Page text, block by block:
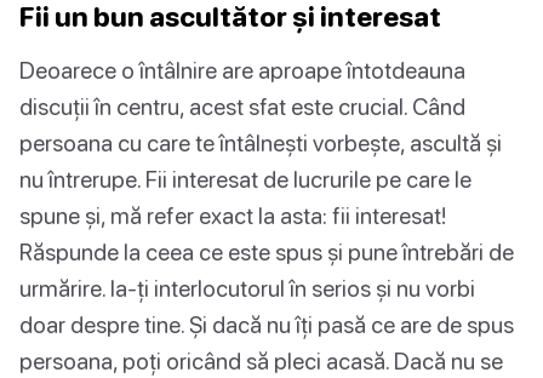
Fii un bun ascultător și interesat
Deoarece o întâlnire are aproape întotdeauna
discuții în centru, acest sfat este crucial. Când
persoana cu care te întâlnești vorbește, ascultă și
nu întrerupe. Fii interesat de lucrurile pe care le
spune și, mă refer exact la asta: fii interesat!
Răspunde la ceea ce este spus și pune întrebări de
urmărire. Ia-ți interlocutorul în serios și nu vorbi
doar despre tine. Și dacă nu îți pasă ce are de spus
persoana, poți oricând să pleci acasă. Dacă nu se